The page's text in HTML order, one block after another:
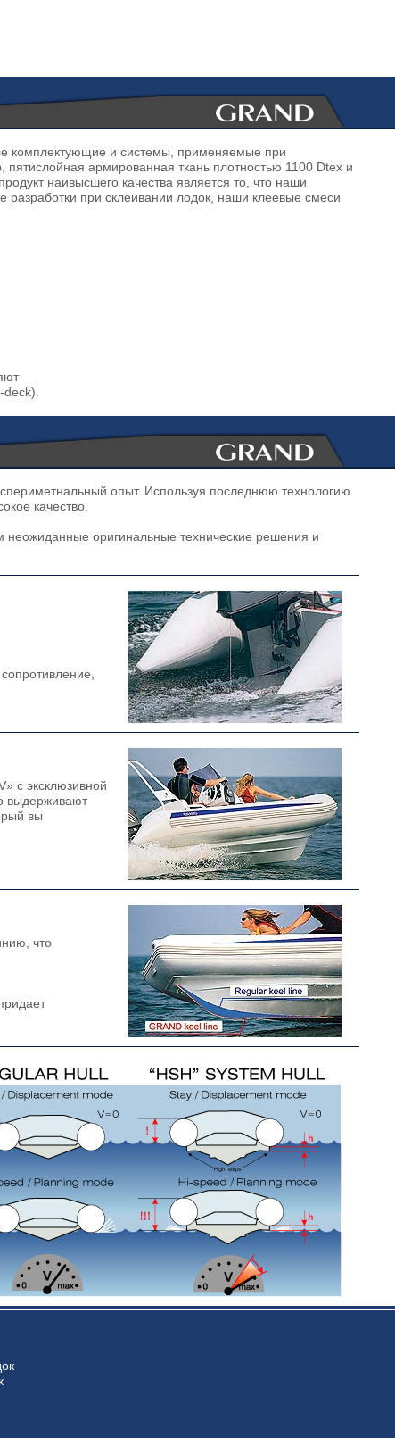
комплектующие и системы, применяемые при
армированная ткань плотностью 1100 Dtex и
наивысшего качества является то, что наши
разработки при склеивании лодок, наши клеевые смеси
опыт. Используя последнюю технологию
качество.
неожиданные оригинальные технические решения и
с эксклюзивной
выдерживают
вы
что